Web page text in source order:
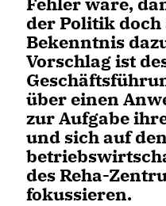
der Politik
Bekenntnis
Vorschlag ist
über einen
zur Aufgabe
und sich auf den
des Reha-
fokussieren.